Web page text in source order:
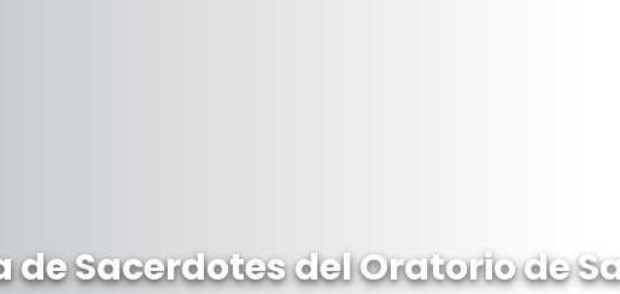
Sacerdotes del Oratorio de